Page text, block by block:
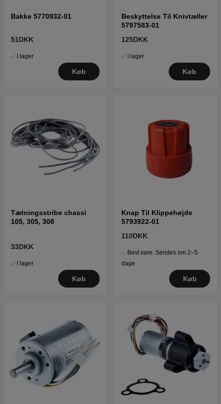
Bakke 5770932-01
51DKK
I lager
Køb
Beskyttelse Til Knivtæller
5797583-01
125DKK
I lager
Køb
Tætningsstribe chassi
105, 305, 308
33DKK
I lager
Køb
Knap Til Klippehøjde
5793922-01
110DKK
Best.vare. Sendes om 2–5
dage
Køb